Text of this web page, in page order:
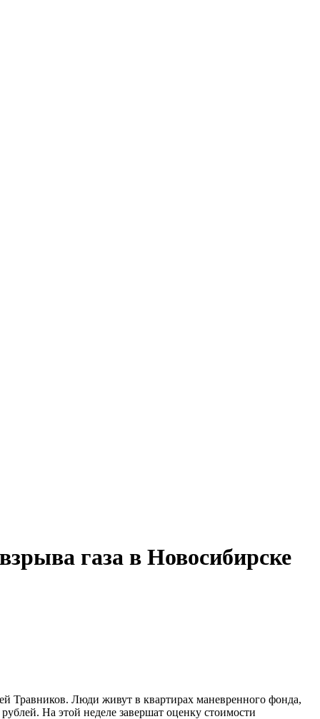
газа в Новосибирске
Травников. Люди живут в квартирах маневренного фонда,
На этой неделе завершат оценку стоимости